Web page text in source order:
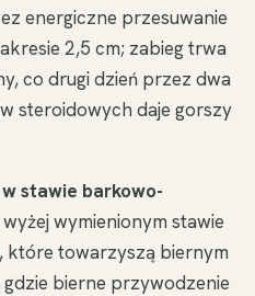
energiczne przesuwanie
2,5 cm; zabieg trwa
co drugi dzień przez dwa
steroidowych daje gorszy
stawie barkowo-
wymienionym stawie
które towarzyszą biernym
gdzie bierne przywodzenie